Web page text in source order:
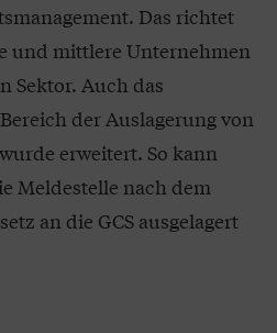
Das richtet
und mittlere Unternehmen
Sektor. Auch das
der Auslagerung von
erweitert. So kann
Meldestelle nach dem
an die GCS ausgelagert